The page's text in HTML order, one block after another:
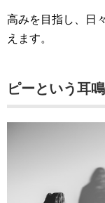
高みを目指し、日
えます。
ピーという耳